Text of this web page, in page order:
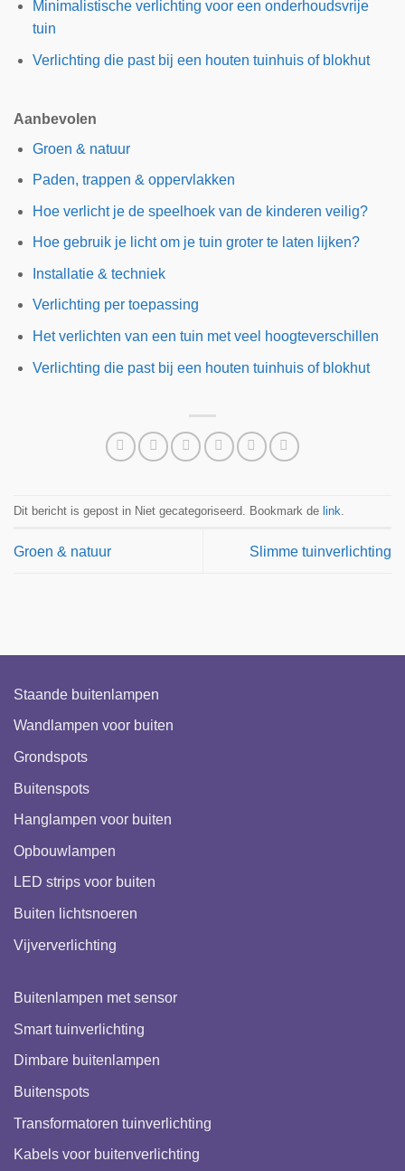
Minimalistische verlichting voor een onderhoudsvrije
tuin
Verlichting die past bij een houten tuinhuis of blokhut
Aanbevolen
Groen & natuur
Paden, trappen & oppervlakken
Hoe verlicht je de speelhoek van de kinderen veilig?
Hoe gebruik je licht om je tuin groter te laten lijken?
Installatie & techniek
Verlichting per toepassing
Het verlichten van een tuin met veel hoogteverschillen
Verlichting die past bij een houten tuinhuis of blokhut
Dit bericht is gepost in Niet gecategoriseerd. Bookmark de link
Groen & natuur Slimme tuinverlichting
Staande buitenlampen
Wandlampen voor buiten
Grondspots
Buitenspots
Hanglampen voor buiten
Opbouwlampen
LED strips voor buiten
Buiten lichtsnoeren
Vijververlichting
Buitenlampen met sensor
Smart tuinverlichting
Dimbare buitenlampen
Buitenspots
Transformatoren tuinverlichting
Kabels voor buitenverlichting